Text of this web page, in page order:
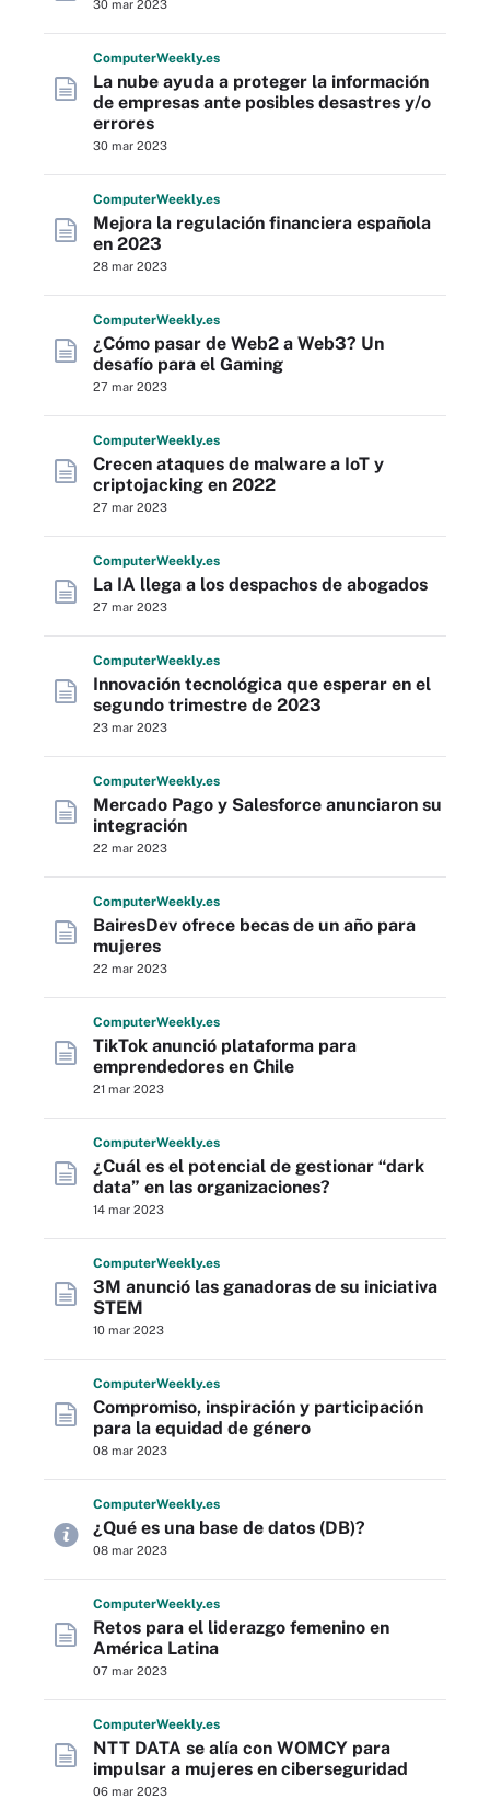
30 mar 2023
ComputerWeekly.es
La nube ayuda a proteger la información
de empresas ante posibles desastres y/o
errores
30 mar 2023
ComputerWeekly.es
Mejora la regulación financiera española
en 2023
28 mar 2023
ComputerWeekly.es
¿Cómo pasar de Web2 a Web3? Un
desafío para el Gaming
27 mar 2023
ComputerWeekly.es
Crecen ataques de malware a IoT y
criptojacking en 2022
27 mar 2023
ComputerWeekly.es
La IA llega a los despachos de abogados
27 mar 2023
ComputerWeekly.es
Innovación tecnológica que esperar en el
segundo trimestre de 2023
23 mar 2023
ComputerWeekly.es
Mercado Pago y Salesforce anunciaron su
integración
22 mar 2023
ComputerWeekly.es
BairesDev ofrece becas de un año para
mujeres
22 mar 2023
ComputerWeekly.es
TikTok anunció plataforma para
emprendedores en Chile
21 mar 2023
ComputerWeekly.es
¿Cuál es el potencial de gestionar “dark
data” en las organizaciones?
14 mar 2023
ComputerWeekly.es
3M anunció las ganadoras de su iniciativa
STEM
10 mar 2023
ComputerWeekly.es
Compromiso, inspiración y participación
para la equidad de género
08 mar 2023
ComputerWeekly.es
¿Qué es una base de datos (DB)?
08 mar 2023
ComputerWeekly.es
Retos para el liderazgo femenino en
América Latina
07 mar 2023
ComputerWeekly.es
NTT DATA se alía con WOMCY para
impulsar a mujeres en ciberseguridad
06 mar 2023